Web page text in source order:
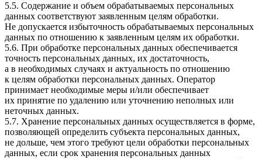
5.5. Содержание и объем обрабатываемых персональных
данных соответствуют заявленным целям обработки.
Не допускается избыточность обрабатываемых персональных
данных по отношению к заявленным целям их обработки.
5.6. При обработке персональных данных обеспечивается
точность персональных данных, их достаточность,
а в необходимых случаях и актуальность по отношению
к целям обработки персональных данных. Оператор
принимает необходимые меры и/или обеспечивает
их принятие по удалению или уточнению неполных или
неточных данных.
5.7. Хранение персональных данных осуществляется в форме,
позволяющей определить субъекта персональных данных,
не дольше, чем этого требуют цели обработки персональных
данных, если срок хранения персональных данных